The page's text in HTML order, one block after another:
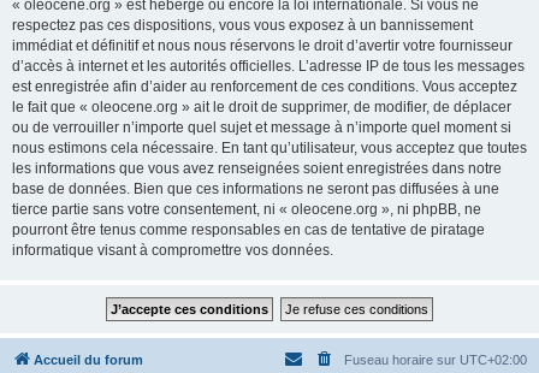
« oleocene.org » est hébergé ou encore la loi internationale. Si vous ne
respectez pas ces dispositions, vous vous exposez à un bannissement
immédiat et définitif et nous nous réservons le droit d’avertir votre fournisseur
d’accès à internet et les autorités officielles. L’adresse IP de tous les messages
est enregistrée afin d’aider au renforcement de ces conditions. Vous acceptez
le fait que « oleocene.org » ait le droit de supprimer, de modifier, de déplacer
ou de verrouiller n’importe quel sujet et message à n’importe quel moment si
nous estimons cela nécessaire. En tant qu’utilisateur, vous acceptez que toutes
les informations que vous avez renseignées soient enregistrées dans notre
base de données. Bien que ces informations ne seront pas diffusées à une
tierce partie sans votre consentement, ni « oleocene.org », ni phpBB, ne
pourront être tenus comme responsables en cas de tentative de piratage
informatique visant à compromettre vos données.
Accueil du forum Fuseau horaire sur UTC+02:00